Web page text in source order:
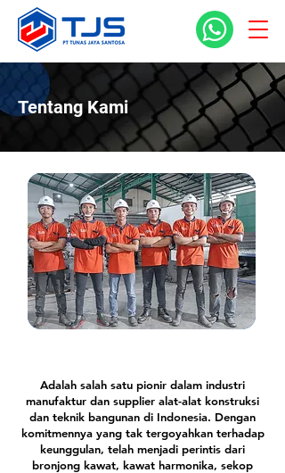
Tentang Kami
Adalah salah satu pionir dalam industri
manufaktur dan supplier alat-alat konstruksi
dan teknik bangunan di Indonesia. Dengan
komitmennya yang tak tergoyahkan terhadap
keunggulan, telah menjadi perintis dari
bronjong kawat, kawat harmonika, sekop